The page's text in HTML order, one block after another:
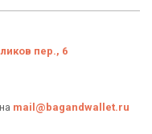
пер., 6
mail@bagandwallet.ru